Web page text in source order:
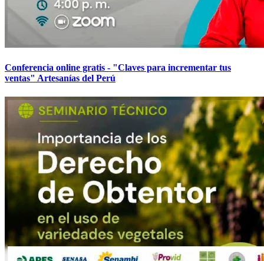
Conferencia online gratis - "Claves para incrementar tus
ventas" Artesanías del Perú